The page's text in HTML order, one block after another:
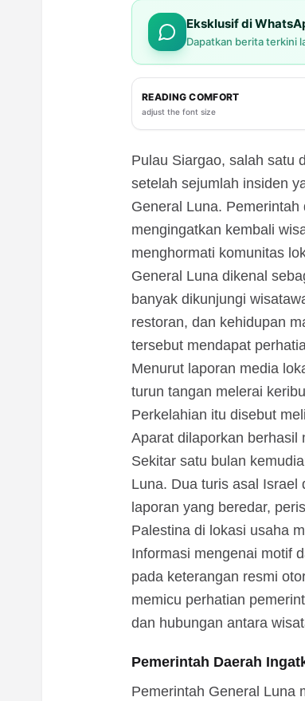
Eksklusif di
Dapatkan berita terkini
READING COMFORT
adjust the font size
Pulau Siargao, salah satu
setelah sejumlah insiden
General Luna.
mengingatkan kembali
menghormati komunitas
General Luna dikenal
banyak dikunjungi
restoran, dan kehidupan
tersebut mendapat
Menurut laporan media
turun tangan melerai
Perkelahian itu disebut
Aparat dilaporkan berhasil
Sekitar satu bulan
Luna. Dua turis asal Israel
laporan yang beredar,
Palestina di lokasi usaha
Informasi mengenai motif
pada keterangan resmi
memicu perhatian
dan hubungan antara
Pemerintah Daerah
Pemerintah General Luna